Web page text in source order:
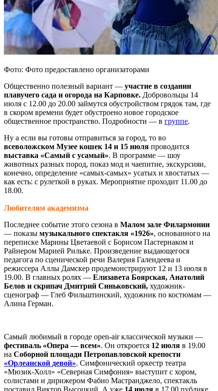
Фото: Фото предоставлено организаторами
Общественно полезный вариант — участие в создании
плавучего сада и огорода на Карповке. Добровольцы 14
июля с 12.00 до 20.00 займутся обустройством грядок там, где
в скором времени будет обустроено новое городское
общественное пространство. Подробности — в группе.
Ну а если вы готовы отправиться за город, то во
всеволожском Музее кошек 14 и 15 июля проводится
выставка «Самый с усамый». В программе — шоу
животных разных пород, показ мод и чаепитие, экскурсияи,
конечно, определение «самых-самых» усатых и хвостатых —
как есть: с рулеткой в руках. Мероприятие проходит 11.00 до
18.00.
Любителям академизма
Последнее событие этого сезона в Малом зале Филармонии
— показы музыкального спектакля «1926», основанного на
переписке Марины Цветаевой с Борисом Пастернаком и
Райнером Марией Рильке. Произведение выдающегося
педагога по сценической речи Валерия Галендеева и
режиссера Аллы Дамскер продемонстрируют 12 и 13 июля в
19.00. В главных ролях — Елизавета Боярская, Анатолий
Белов и скрипач Дмитрий Синьковский, художник-
сценограф — Глеб Фильштинский, художник по костюмам —
Алина Герман.
Самый любимый в городе open-air классической музыки —
фестиваль «Опера — всем». Он откроется 12 июля в 19.00
на Соборной площади Петропавловской крепости
«Орлеанской девой». Симфонический оркестр театра
«Мюзик-Холл» «Северная Симфония» выступит с хором,
солистами и дирижером Фабио Мастранджело, спектакль